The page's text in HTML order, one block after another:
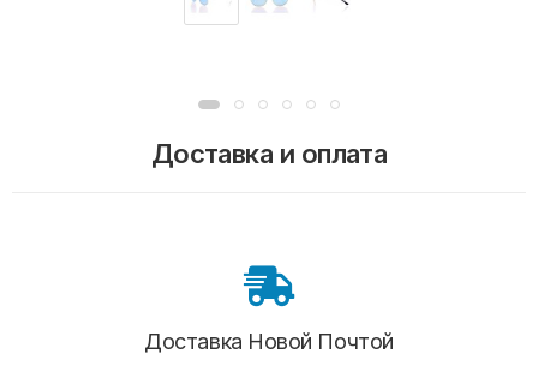
Доставка и оплата
Доставка Новой Почтой